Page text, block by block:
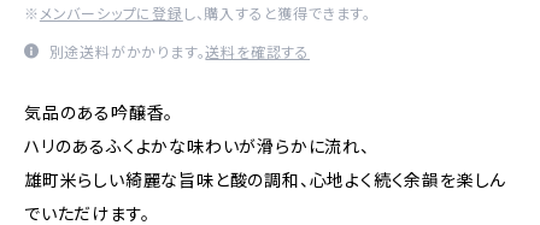
※ メンバーシップに登録 し、購入すると獲得できます。
別途送料がかかります。送料を確認する
気品のある吟醸香。
ハリのあるふくよかな味わいが滑らかに流れ、
雄町米らしい綺麗な旨味と酸の調和、心地よく続く余韻を楽しん
でいただけます。